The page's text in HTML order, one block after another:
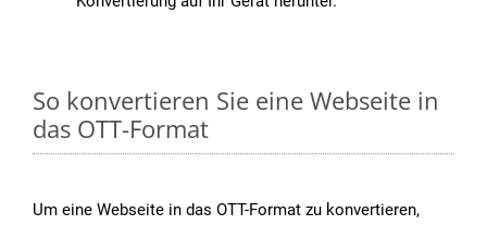
So konvertieren Sie eine Webseite in
das OTT-Format
Um eine Webseite in das OTT-Format zu konvertieren,